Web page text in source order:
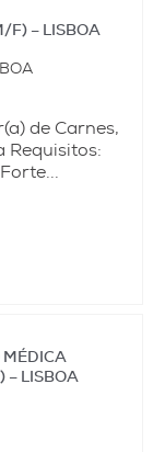
F) – LISBOA
de Carnes,
Requisitos:
MÉDICA
– LISBOA